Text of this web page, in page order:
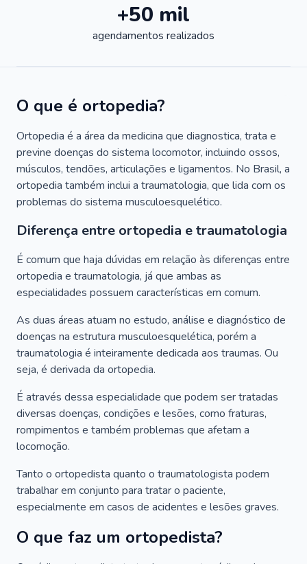
+50 mil
agendamentos realizados
O que é ortopedia?
Ortopedia é a área da medicina que diagnostica, trata e
previne doenças do sistema locomotor, incluindo ossos,
músculos, tendões, articulações e ligamentos. No Brasil, a
ortopedia também inclui a traumatologia, que lida com os
problemas do sistema musculoesquelético.
Diferença entre ortopedia e traumatologia
É comum que haja dúvidas em relação às diferenças entre
ortopedia e traumatologia, já que ambas as
especialidades possuem características em comum.
As duas áreas atuam no estudo, análise e diagnóstico de
doenças na estrutura musculoesquelética, porém a
traumatologia é inteiramente dedicada aos traumas. Ou
seja, é derivada da ortopedia.
É através dessa especialidade que podem ser tratadas
diversas doenças, condições e lesões, como fraturas,
rompimentos e também problemas que afetam a
locomoção.
Tanto o ortopedista quanto o traumatologista podem
trabalhar em conjunto para tratar o paciente,
especialmente em casos de acidentes e lesões graves.
O que faz um ortopedista?